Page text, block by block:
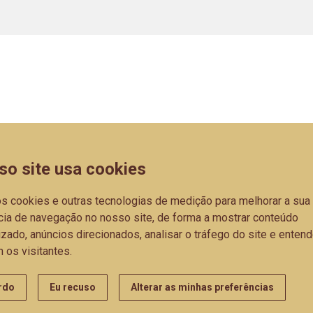
site usa cookies
cookies e outras tecnologias de medição para melhorar a sua
de navegação no nosso site, de forma a mostrar conteúdo
anúncios direcionados, analisar o tráfego do site e
os visitantes.
Eu recuso Alterar as minhas preferências
Empresa
Catálogos
Parceiros
Luna
Oslo
Complementos